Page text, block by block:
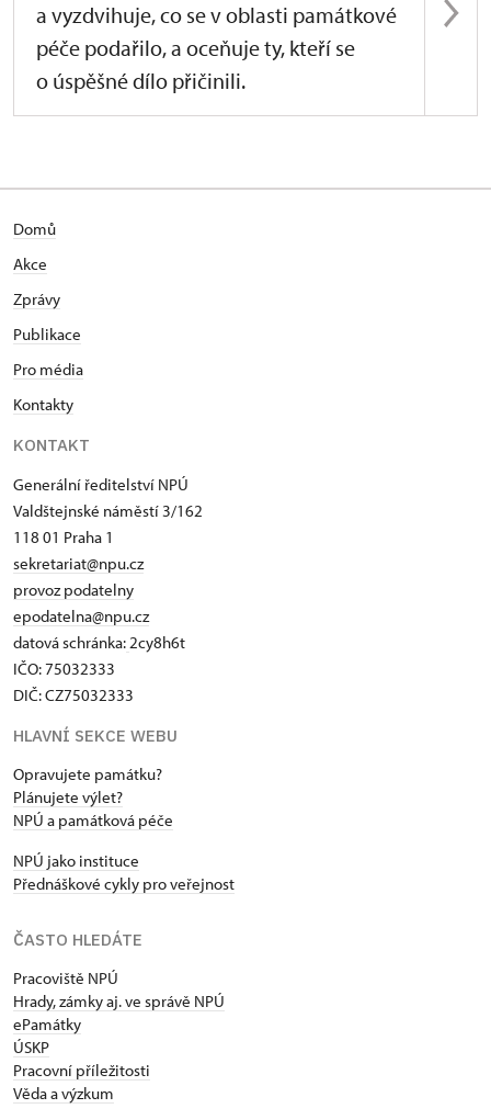
a vyzdvihuje, co se v oblasti památkové
péče podařilo, a oceňuje ty, kteří se
o úspěšné dílo přičinili.
Domů
Akce
Zprávy
Publikace
Pro média
Kontakty
KONTAKT
Generální ředitelství NPÚ
Valdštejnské náměstí 3/162
118 01 Praha 1
sekretariat@npu.cz
provoz podatelny
epodatelna@npu.cz
datová schránka:2cy8h6t​
IČO: 75032333
DIČ: CZ75032333
HLAVNÍ SEKCE WEBU
Opravujete památku?
Plánujete výlet?
NPÚ a památková péče
NPÚ jako instituce
Přednáškové cykly pro veřejnost
ČASTO HLEDÁTE
Pracoviště NPÚ
Hrady, zámky aj. ve správě NPÚ
ePamátky
ÚSKP
Pracovní příležitosti
Věda a výzkum